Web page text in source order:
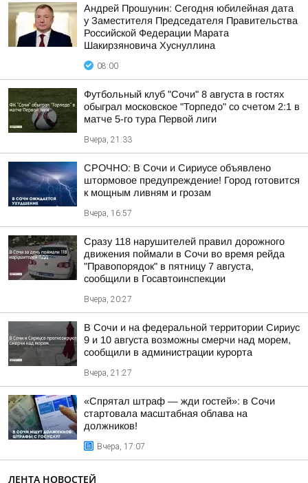
Андрей Прошунин: Сегодня юбилейная дата
у Заместителя Председателя Правительства
Российской Федерации Марата
Шакирзяновича Хуснуллина
08:00
Футбольный клуб "Сочи" 8 августа в гостях
обыграл московское "Торпедо" со счетом 2:1 в
матче 5-го тура Первой лиги
Вчера, 21:33
СРОЧНО: В Сочи и Сириусе объявлено
штормовое предупреждение! Город готовится
к мощным ливням и грозам
Вчера, 16:57
Сразу 118 нарушителей правил дорожного
движения поймали в Сочи во время рейда
"Правопорядок" в пятницу 7 августа,
сообщили в Госавтоинспекции
Вчера, 20:27
В Сочи и на федеральной территории Сириус
9 и 10 августа возможны смерчи над морем,
сообщили в администрации курорта
Вчера, 21:27
«Спрятал штраф — жди гостей»: в Сочи
стартовала масштабная облава на
должников!
Вчера, 17:07
ЛЕНТА НОВОСТЕЙ